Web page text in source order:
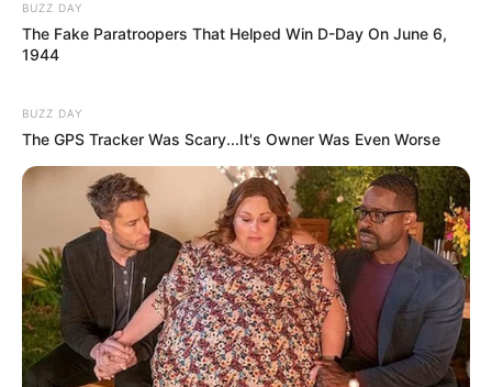
BUZZ DAY
The Fake Paratroopers That Helped Win D-Day On June 6,
1944
BUZZ DAY
The GPS Tracker Was Scary...It's Owner Was Even Worse